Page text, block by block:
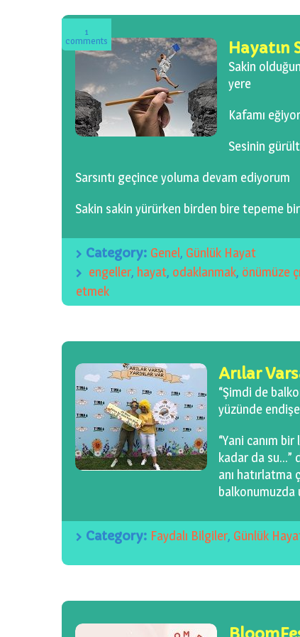
1
comments
Hayatın
Sakin
yere
Kafamı
Sesinin
Sarsıntı geçince yoluma devam ediyorum
Sakin sakin yürürken birden bire tepeme
Category: Genel, Günlük Hayat
engeller, hayat, odaklanmak, önümüze
etmek
Arılar
“Şimdi de
yüzünde
“Yani canım
kadar da su…”
anı hatırlatma
balkonumuzda
Category: Faydalı Bilgiler, Günlük